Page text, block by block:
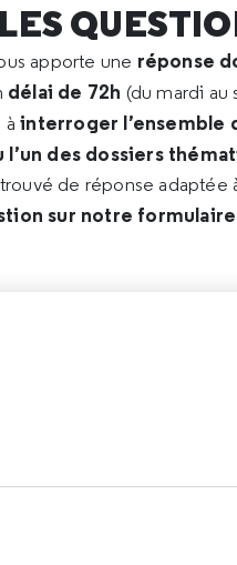
apporte une réponse
délai de 72h (du mardi au
àinterroger l’ensemble
des dossiers
trouvé de réponse adaptée
sur notre formulaire